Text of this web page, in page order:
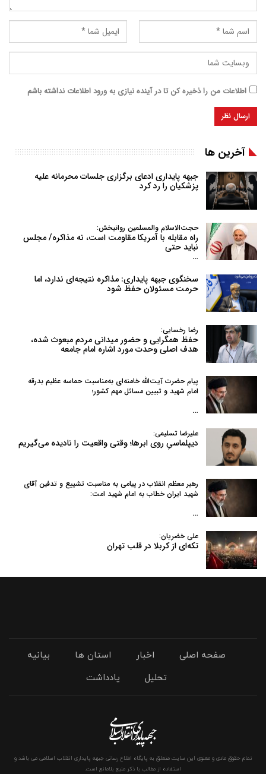
اطلاعات من را ذخیره کن تا در آینده نیازی به ورود اطلاعات نداشته باشم
آخرین ها
جبهه پایداری ادعای برگزاری جلسات محرمانه علیه
پزشکیان را رد کرد
حجت‌الاسلام والمسلمین روانبخش:
راه مقابله با آمریکا مقاومت است، نه مذاکره/ مجلس
نباید حتی
…
سخنگوی جبهه پایداری: مذاکره نتیجه‌ای ندارد، اما
حرمت مسئولان حفظ شود
رضا رخسایی:
حفظ همگرایی و حضور میدانی مردم مبعوث شده،
هدف اصلی وحدت مورد اشاره امام جامعه
پیام حضرت آیت‌الله خامنه‌ای به‌مناسبت حماسه عظیم بدرقه
امام شهید و تبیین مسائل مهم کشور؛
…
علیرضا تسلیمی:
دیپلماسیِ روی ابرها؛ وقتی واقعیت را نادیده می‌گیریم
رهبر معظم انقلاب در پیامی به‌ مناسبت تشییع و تدفین آقای
شهید ایران خطاب به امام شهید امت:
…
علی خضریان:
تکه‌ای از کربلا در قلب تهران
صفحه اصلی اخبار استان ها
بیانیه
تحلیل
یادداشت
تمام حقوق مادی و معنوی این سایت متعلق به پایگاه اطلاع رسانی جبهه پایداری انقلاب اسلامی می باشد و
استفاده از مطالب با ذکر منبع بلامانع است.